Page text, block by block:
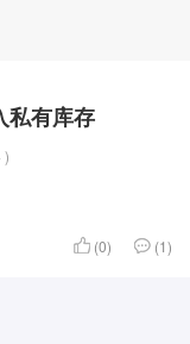
私有库存
)
(0) (1)